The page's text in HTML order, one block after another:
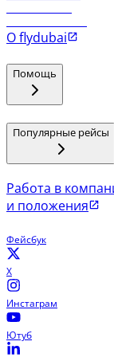
О flydubai
Помощь
Популярные рейсы
Работа в
и положения
Фейсбук
X
Инстаграм
Ютуб